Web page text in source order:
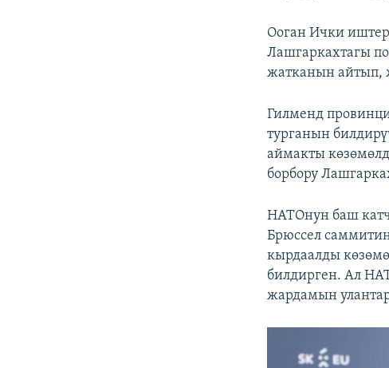
Ооган Ички
Лашгаркахтагы
жатканын айтып,
Гилменд
турганын
аймакты
борбору
НАТОнун баш
Брюссел
кырдаалды
билдирген. Ал
жардамын